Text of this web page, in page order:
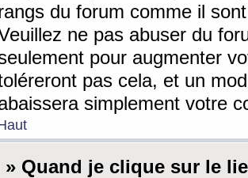
du forum comme il
ne pas abuser du
pour augmenter
pas cela, et un
simplement votre
» Quand je clique sur le